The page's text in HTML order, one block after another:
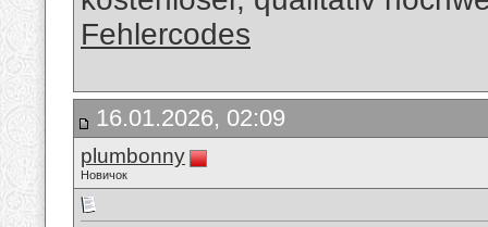
Fehlercodes
16.01.2026, 02:09
plumbonny
Новичок